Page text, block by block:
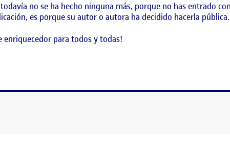
no se ha hecho ninguna más, porque no has entrado
es porque su autor o autora ha decidido hacerla pública.
enriquecedor para todos y todas!